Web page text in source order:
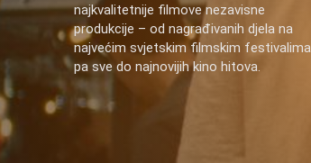
najkvalitetnije filmove nezavisne
produkcije – od nagrađivanih djela na
najvećim svjetskim filmskim festivalima
pa sve do najnovijih kino hitova.